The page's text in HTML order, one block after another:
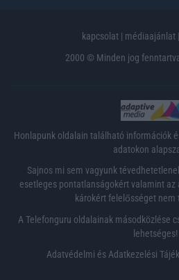
kapcsolat | médiaajánlat |
2000 © Minden jog
Honlapunk oldalain található információk
adatokon
Sajnos mi sem vagyunk
esetleges pontatlanságokért valamint
károkért felelősséget nem
A Telefonguru oldalainak másodközlése
lehetséges!
Adatvédelmi és Adatkezelési